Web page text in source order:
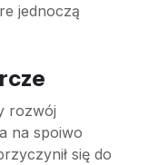
jednoczą
rozwój
na spoiwo
się do